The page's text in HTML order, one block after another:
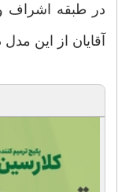
در طبقه اشراف و
آقایان از این